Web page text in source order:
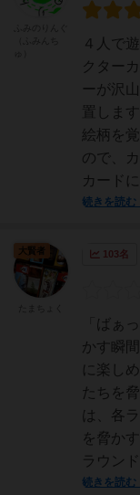
４人で
クター
ーが沢
置しま
絵柄を
ので、
カード
続きを読む
103名
「ばぁ
かす瞬
に楽し
たちを
は、各
を脅か
ラウン
続きを読む
大賢者